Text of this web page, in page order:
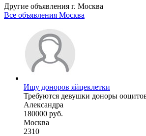
Другие объявления г. Москва
Все объявления Москва
Ищу доноров яйцеклетки
Требуются девушки доноры
Александра
180000 руб.
Москва
2310